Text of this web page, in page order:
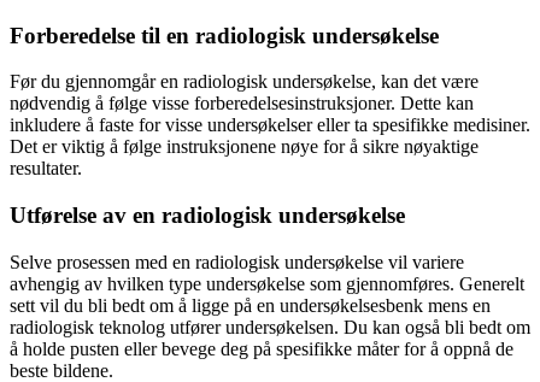
Forberedelse til en radiologisk undersøkelse
Før du gjennomgår en radiologisk undersøkelse, kan det være
nødvendig å følge visse forberedelsesinstruksjoner. Dette kan
inkludere å faste for visse undersøkelser eller ta spesifikke medisiner.
Det er viktig å følge instruksjonene nøye for å sikre nøyaktige
resultater.
Utførelse av en radiologisk undersøkelse
Selve prosessen med en radiologisk undersøkelse vil variere
avhengig av hvilken type undersøkelse som gjennomføres. Generelt
sett vil du bli bedt om å ligge på en undersøkelsesbenk mens en
radiologisk teknolog utfører undersøkelsen. Du kan også bli bedt om
å holde pusten eller bevege deg på spesifikke måter for å oppnå de
beste bildene.